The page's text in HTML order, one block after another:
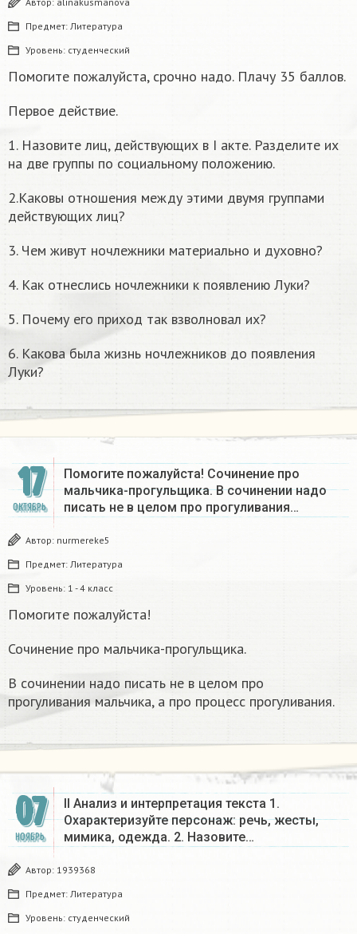
Предмет: Литература
Уровень: студенческий
Помогите пожалуйста, срочно надо. Плачу 35 баллов.
Первое действие.
1. Назовите лиц, действующих в I акте. Разделите их
на две группы по социальному положению.
2.Каковы отношения между этими двумя группами
действующих лиц?
3. Чем живут ночлежники материально и духовно?
4. Как отнеслись ночлежники к появлению Луки?
5. Почему его приход так взволновал их?
6. Какова была жизнь ночлежников до появления
Луки?
17
ОКТЯБРЬ
Помогите пожалуйста! Сочинение про
мальчика-прогульщика. В сочинении надо
писать не в целом про прогуливания…
Автор: nurmereke5
Предмет: Литература
Уровень: 1 - 4 класс
Помогите пожалуйста!
Сочинение про мальчика-прогульщика.
В сочинении надо писать не в целом про
прогуливания мальчика, а про процесс прогуливания.
07
НОЯБРЬ
II Анализ и интерпретация текста 1.
Охарактеризуйте персонаж: речь, жесты,
мимика, одежда. 2. Назовите…
Автор: 1939368
Предмет: Литература
Уровень: студенческий